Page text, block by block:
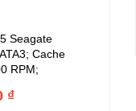
Seagate
Cache
RPM;
₫